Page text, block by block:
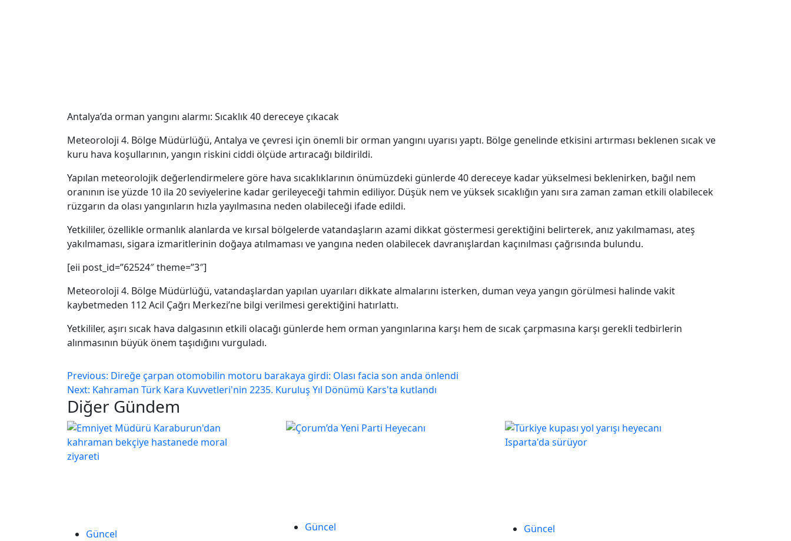
Antalya’da orman yangını alarmı: Sıcaklık 40 dereceye çıkacak
Meteoroloji 4. Bölge Müdürlüğü, Antalya ve çevresi için önemli bir orman yangını uyarısı yaptı. Bölge genelinde etkisini artırması beklenen sıcak ve
kuru hava koşullarının, yangın riskini ciddi ölçüde artıracağı bildirildi.
Yapılan meteorolojik değerlendirmelere göre hava sıcaklıklarının önümüzdeki günlerde 40 dereceye kadar yükselmesi beklenirken, bağıl nem
oranının ise yüzde 10 ila 20 seviyelerine kadar gerileyeceği tahmin ediliyor. Düşük nem ve yüksek sıcaklığın yanı sıra zaman zaman etkili olabilecek
rüzgarın da olası yangınların hızla yayılmasına neden olabileceği ifade edildi.
Yetkililer, özellikle ormanlık alanlarda ve kırsal bölgelerde vatandaşların azami dikkat göstermesi gerektiğini belirterek, anız yakılmaması, ateş
yakılmaması, sigara izmaritlerinin doğaya atılmaması ve yangına neden olabilecek davranışlardan kaçınılması çağrısında bulundu.
[eii post_id=”62524″ theme=”3″]
Meteoroloji 4. Bölge Müdürlüğü, vatandaşlardan yapılan uyarıları dikkate almalarını isterken, duman veya yangın görülmesi halinde vakit
kaybetmeden 112 Acil Çağrı Merkezi’ne bilgi verilmesi gerektiğini hatırlattı.
Yetkililer, aşırı sıcak hava dalgasının etkili olacağı günlerde hem orman yangınlarına karşı hem de sıcak çarpmasına karşı gerekli tedbirlerin
alınmasının büyük önem taşıdığını vurguladı.
Previous: Direğe çarpan otomobilin motoru barakaya girdi: Olası facia son anda önlendi
Next: Kahraman Türk Kara Kuvvetleri'nin 2235. Kuruluş Yıl Dönümü Kars'ta kutlandı
Diğer Gündem
Güncel
Güncel Güncel